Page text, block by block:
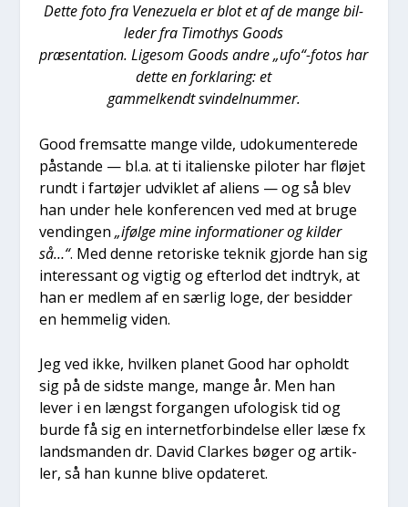
Det­te foto fra Venezu­ela er blot et af de man­ge bil­
le­der fra Timo­t­hys Goods
præ­sen­ta­tion. Lige­som Goods andre „ufo“-fotos har
det­te en for­kla­ring: et
gam­mel­kendt svin­delnum­mer.
Good frem­sat­te man­ge vil­de, udo­ku­men­te­re­de
påstan­de — bl.a. at ti ita­li­en­ske pilo­ter har flø­jet
rundt i far­tø­jer udvik­let af ali­ens — og så blev
han under hele kon­fe­ren­cen ved med at bru­ge
ven­din­gen „iføl­ge mine infor­ma­tio­ner og kil­der
så…“. Med den­ne reto­ri­ske tek­nik gjor­de han sig
inter­es­sant og vig­tig og efter­lod det ind­tryk, at
han er med­lem af en sær­lig loge, der besid­der
en hem­me­lig viden.
Jeg ved ikke, hvil­ken pla­net Good har opholdt
sig på de sid­ste man­ge, man­ge år. Men han
lever i en længst for­gan­gen ufo­lo­gisk tid og
bur­de få sig en inter­net­for­bin­del­se eller læse fx
lands­man­den dr. David Clar­kes bøger og artik­
ler, så han kun­ne bli­ve opda­te­ret.